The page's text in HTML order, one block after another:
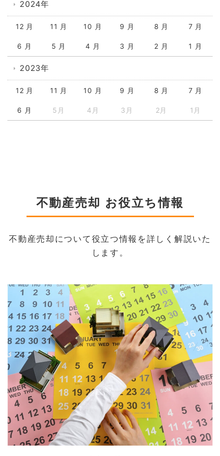
2024年
12 月 11 月 10 月 9 月 8 月 7 月
6 月 5 月 4 月 3 月 2 月 1 月
2023年
12 月 11 月 10 月 9 月 8 月 7 月
6 月 5月 4月 3月 2月 1月
不動産売却 お役立ち情報
不動産売却について役立つ情報を詳しく解説いた
します。